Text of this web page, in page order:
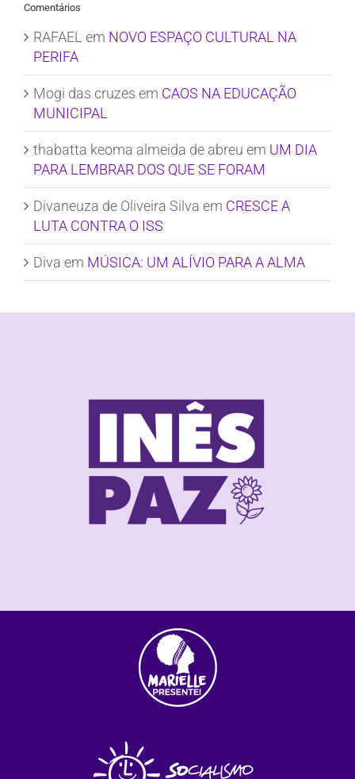
Comentários
RAFAEL em NOVO ESPAÇO CULTURAL NA
PERIFA
Mogi das cruzes em CAOS NA EDUCAÇÃO
MUNICIPAL
thabatta keoma almeida de abreu em UM DIA
PARA LEMBRAR DOS QUE SE FORAM
Divaneuza de Oliveira Silva em CRESCE A
LUTA CONTRA O ISS
Diva em MÚSICA: UM ALÍVIO PARA A ALMA